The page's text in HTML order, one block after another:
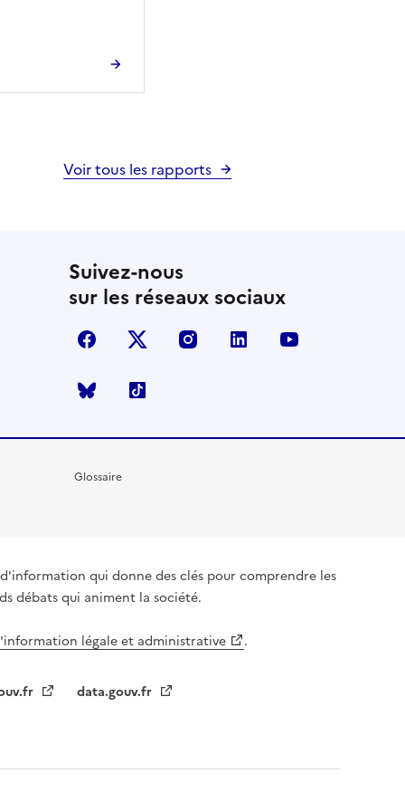
Voir tous les rapports
Suivez-nous
sur les réseaux sociaux
facebook X (anciennement Twitter)
instagramlinkedin
Bluesky
Glossaire
qui donne des clés pour comprendre les
débats qui animent la société.
légale et administrative .
data.gouv.fr